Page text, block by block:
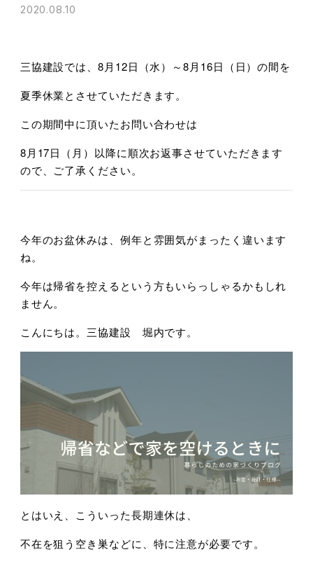
2020.08.10
三協建設では、8月12日（水）～8月16日（日）の間を
夏季休業とさせていただきます。
この期間中に頂いたお問い合わせは
8月17日（月）以降に順次お返事させていただきます
ので、ご了承ください。
今年のお盆休みは、例年と雰囲気がまったく違います
ね。
今年は帰省を控えるという方もいらっしゃるかもしれ
ません。
こんにちは。三協建設 堀内です。
とはいえ、こういった長期連休は、
不在を狙う空き巣などに、特に注意が必要です。